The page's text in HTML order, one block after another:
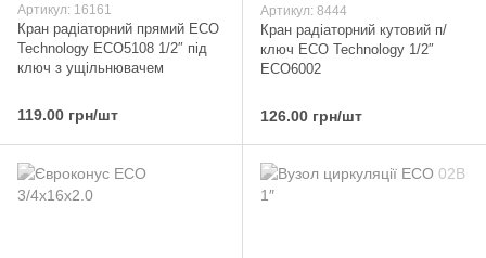
Артикул: 16161
Кран радіаторний прямий ECO
Technology ECO5108 1/2″ під
ключ з ущільнювачем
119.00 грн/шт
Артикул: 8444
Кран радіаторний кутовий п/
ключ ECO Technology 1/2″
ECO6002
126.00 грн/шт